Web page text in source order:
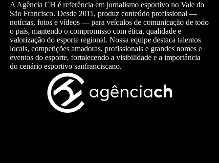
A Agência CH é referência em jornalismo esportivo no Vale do
São Francisco. Desde 2011, produz conteúdo profissional —
notícias, fotos e vídeos — para veículos de comunicação de todo
o país, mantendo o compromisso com ética, qualidade e
valorização do esporte regional. Nossa equipe destaca talentos
locais, competições amadoras, profissionais e grandes nomes e
eventos do esporte, fortalecendo a visibilidade e a importância
do cenário esportivo sanfranciscano.